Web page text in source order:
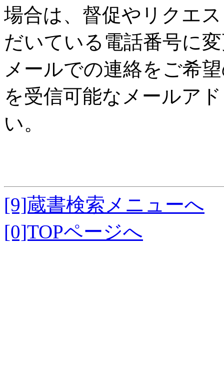
場合は、督促やリクエ
だいている電話番号に
メールでの連絡をご希
を受信可能なメールア
い。
[9]蔵書検索メニューへ
[0]TOPページへ